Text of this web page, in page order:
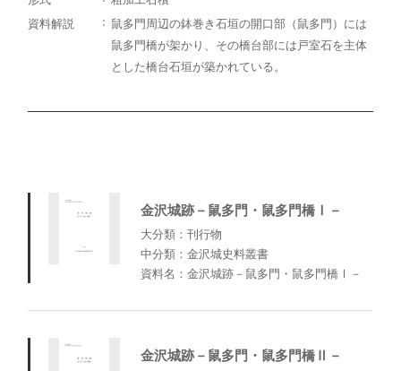
資料解説
鼠多門周辺の鉢巻き石垣の開口部（鼠多門）には
鼠多門橋が架かり、その橋台部には戸室石を主体
とした橋台石垣が築かれている。
金沢城跡－鼠多門・鼠多門橋Ⅰ－
大分類：刊行物
中分類：金沢城史料叢書
資料名：金沢城跡－鼠多門・鼠多門橋Ⅰ－
金沢城跡－鼠多門・鼠多門橋Ⅱ－